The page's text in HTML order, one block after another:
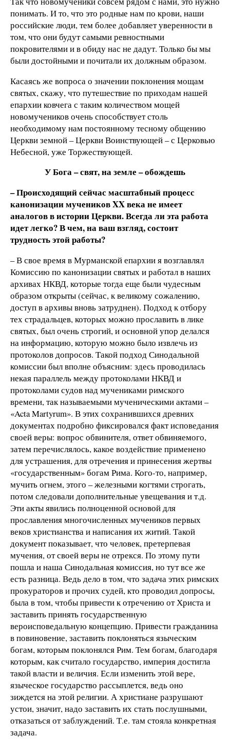
понимать. И то, что это родные нам по крови, наши
российские люди, тем более добавляет уверенности в
том, что они будут самыми ревностными
покровителями и в обиду нас не дадут. Только бы мы
были достойными и почитали их должным образом.
Касаясь же вопроса о значении поклонения мощам
святых, скажу, что путешествие по приходам нашей
епархии ковчега с таким количеством мощей
новомучеников очень способствует столь
необходимому нам постоянному тесному общению
Церкви земной – Церкви Воинствующей – с Церковью
Небесной, уже Торжествующей.
У Бога – свят, на земле – обождешь
– Происходящий сейчас масштабный процесс
канонизации мучеников XX века не имеет
аналогов в истории Церкви. Всегда ли эта работа
идет легко? В чем, на ваш взгляд, состоит
трудность этой работы?
– В свое время в Мурманской епархии я возглавлял
Комиссию по канонизации святых и работал в наших
архивах НКВД, которые тогда еще были чудесным
образом открыты (сейчас, к великому сожалению,
доступ в архивы вновь затруднен). Подход к отбору
тех страдальцев, которых можно прославить в лике
святых, был очень строгий, и основной упор делался
на информацию, которую можно было извлечь из
протоколов допросов. Такой подход Синодальной
комиссии был вполне объясним: здесь проводилась
некая параллель между протоколами НКВД и
протоколами судов над мучениками римского
времени, так называемыми мученическими актами –
«Acta Martyrum». В этих сохранившихся древних
документах подробно фиксировался факт исповедания
своей веры: вопрос обвинителя, ответ обвиняемого,
затем перечислялось, какое воздействие применено
для устрашения, для отречения и принесения жертвы
«государственным» богам Рима. Кого-то, например,
мучить огнем, этого – железными когтями строгать,
потом следовали дополнительные увещевания и т.д.
Эти акты явились полноценной основой для
прославления многочисленных мучеников первых
веков христианства и написания их житий. Такой
документ показывает, что человек, претерпевая
мучения, от своей веры не отрекся. По этому пути
пошла и наша Синодальная комиссия, но тут все же
есть разница. Ведь дело в том, что задача этих римских
прокураторов и прочих судей, кто проводил допросы,
была в том, чтобы привести к отречению от Христа и
заставить принять государственную
вероисповедальную концепцию. Привести гражданина
в повиновение, заставить поклоняться языческим
богам, которым поклонялся Рим. Тем богам, благодаря
которым, как считало государство, империя достигла
такой власти и величия. Если изменить этой вере,
языческое государство рассыплется, ведь оно
зиждется на этой религии. А христиане разрушают
устои, значит, надо заставить их стать послушными,
отказаться от заблуждений. Т.е. там стояла конкретная
задача.